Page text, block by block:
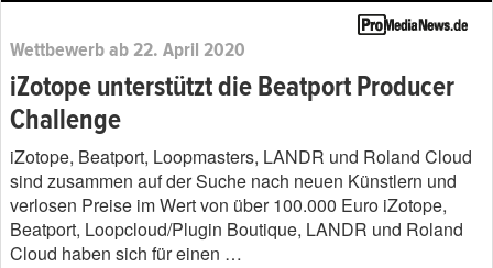
Wettbewerb ab 22. April 2020
iZotope unterstützt die Beatport Producer
Challenge
iZotope, Beatport, Loopmasters, LANDR und Roland Cloud
sind zusammen auf der Suche nach neuen Künstlern und
verlosen Preise im Wert von über 100.000 Euro iZotope,
Beatport, Loopcloud/Plugin Boutique, LANDR und Roland
Cloud haben sich für einen …